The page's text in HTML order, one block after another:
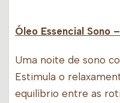
Óleo Essencial Sono
Uma noite de sono
Estimula o
equilíbrio entre as